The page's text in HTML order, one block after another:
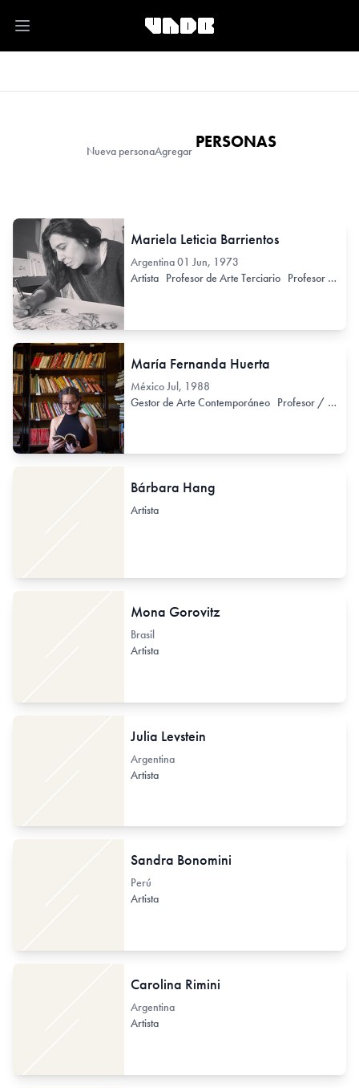
Open main menu
Nueva personaAgregar PERSONAS
Mariela Leticia Barrientos
Argentina01 Jun, 1973
Artista Profesor de Arte Terciario Profesor de Arte Secundario
María Fernanda Huerta
MéxicoJul, 1988
Gestor de Arte Contemporáneo Profesor / Docente no formal
Bárbara Hang
Artista
Mona Gorovitz
Brasil
Artista
Julia Levstein
Argentina
Artista
Sandra Bonomini
Perú
Artista
Carolina Rimini
Argentina
Artista